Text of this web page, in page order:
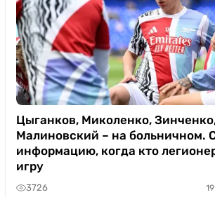
Цыганков, Миколенко,
Малиновский – на больничном.
информацию, когда кто
игру
3726